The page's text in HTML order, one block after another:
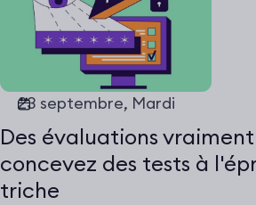
23 septembre, Mardi
Des évaluations
concevez des tests à
triche